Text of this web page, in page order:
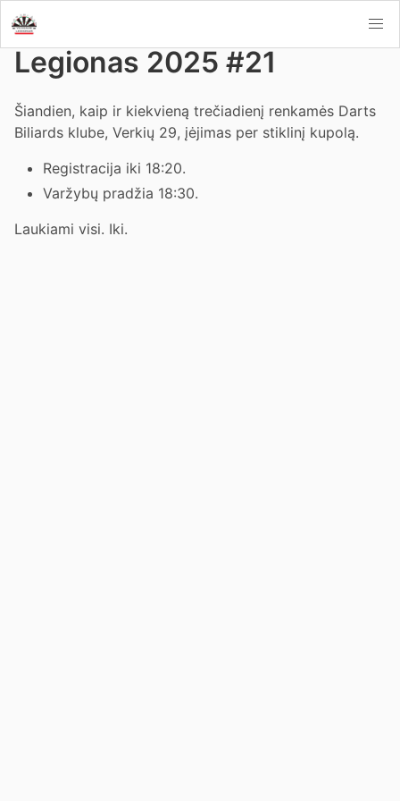
Legionas 2025 #21
Šiandien, kaip ir kiekvieną trečiadienį renkamės Darts
Biliards klube, Verkių 29, įėjimas per stiklinį kupolą.
Registracija iki 18:20.
Varžybų pradžia 18:30.
Laukiami visi. Iki.